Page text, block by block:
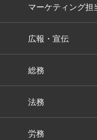
マーケティング担
広報・宣伝
総務
法務
労務